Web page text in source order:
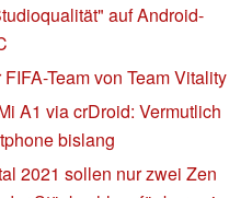
auf Android-
Team von Team Vitality
A1 via crDroid: Vermutlich
bislang
2021 sollen nur zwei Zen